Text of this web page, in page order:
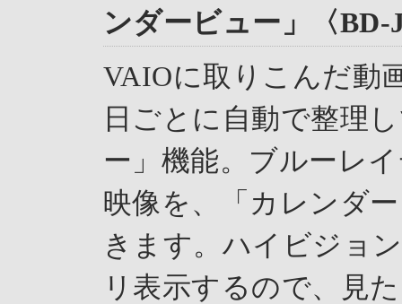
ンダービュー」〈BD-
VAIOに取りこんだ動
日ごとに自動で整理
ー」機能。ブルーレ
映像を、「カレンダ
きます。ハイビジョ
リ表示するので、見